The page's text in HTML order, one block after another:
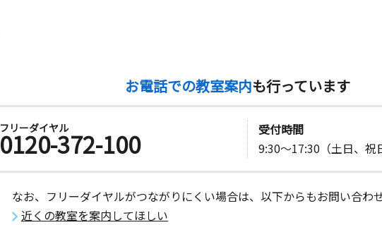
お電話での教室案内も行っています
フリーダイヤル
0120-372-100
受付時間
9:30～17:30（土日、祝
なお、フリーダイヤルがつながりにくい場合は、以下からもお問い合わ
近くの教室を案内してほしい